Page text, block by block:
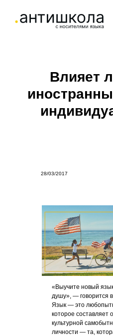
Влияет
28/03/2017
«Выучите новый
душу», — говорится
Язык — это
которое составляет
культурной
личности — та,